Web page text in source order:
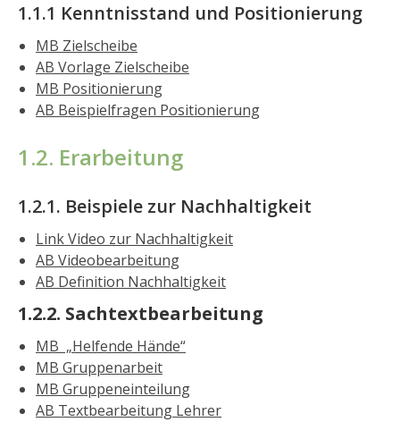
1.1.1 Kenntnisstand und Positionierung
MB Zielscheibe
AB Vorlage Zielscheibe
MB Positionierung
AB Beispielfragen Positionierung
1.2. Erarbeitung
1.2.1. Beispiele zur Nachhaltigkeit
Link Video zur Nachhaltigkeit
AB Videobearbeitung
AB Definition Nachhaltigkeit
1.2.2. Sachtextbearbeitung
MB „Helfende Hände“
MB Gruppenarbeit
MB Gruppeneinteilung
AB Textbearbeitung Lehrer